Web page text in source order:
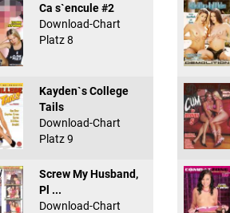
Ca s`encule #2
Download-Chart
Platz 8
Kayden`s College
Tails
Download-Chart
Platz 9
Screw My Husband,
Pl ...
Download-Chart